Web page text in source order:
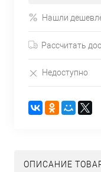
Нашли
Рассчитать
Недоступно
ОПИСАНИЕ